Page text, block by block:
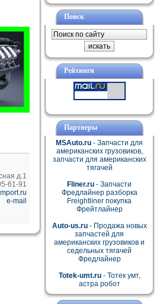
д.1
61-91
e-mail
Поиск
Рейтинги
Партнеры
MSAuto.ru - Запчасти для
американских грузовиков,
запчасти для американских
тягачей
Fliner.ru - Запчасти
Фредлайнер разборка
Freightliner покупка
Фрейтлайнер
Auto-us.ru- Продажа новых
запчастей для
американских грузовиков и
седельных тягачей
Фредлайнер
Totek-umt.ru- Тотек умт,
астра робот